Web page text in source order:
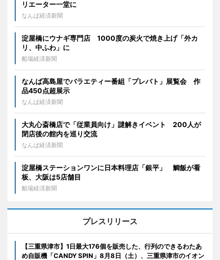
リエーター一堂に
なんば経済新聞
淀屋橋にウナギ専門店 1000度の炭火で焼き上げ「外カ
リ、中ふわ」に
船場経済新聞
なんば高島屋でバラエティー番組「プレバト」展覧会 作
品450点超展示
なんば経済新聞
大丸心斎橋店で「従業員向け」謎解きイベント 200人が
閉店後の館内を巡り交流
なんば経済新聞
淀屋橋ステーションワンに日本料理店「銀平」 鯛飯が看
板、大阪は5店舗目
船場経済新聞
プレスリリース
【三重県津市】1日最大176個を販売した、行列のできるわたあ
め自販機「CANDY SPIN」8月8日（土）、三重県津市のイオン